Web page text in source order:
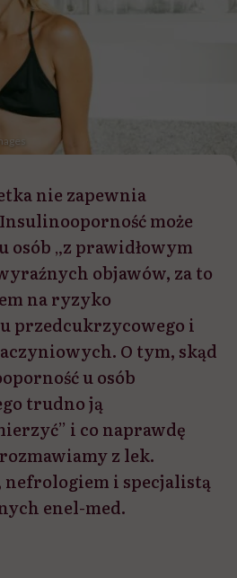
nie zapewnia
może
osób „z prawidłowym
objawów, za to
na ryzyko
przedcukrzycowego i
O tym, skąd
u osób
trudno ją
i co naprawdę
z lek.
i specjalistą
enel-med.